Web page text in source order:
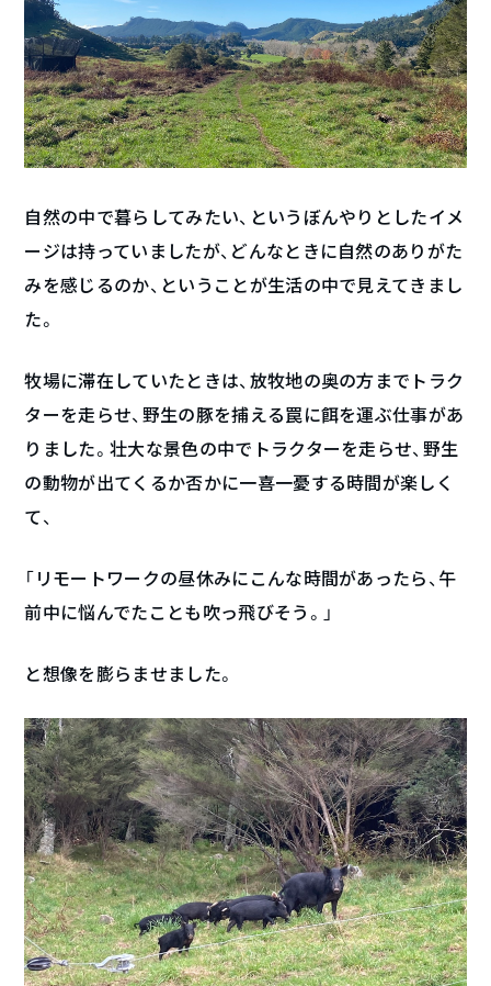
自然の中で暮らしてみたい、というぼんやりとしたイメ
ージは持っていましたが、どんなときに自然のありがた
みを感じるのか、ということが生活の中で見えてきまし
た。
牧場に滞在していたときは、放牧地の奥の方までトラク
ターを走らせ、野生の豚を捕える罠に餌を運ぶ仕事があ
りました。壮大な景色の中でトラクターを走らせ、野生
の動物が出てくるか否かに一喜一憂する時間が楽しく
て、
「リモートワークの昼休みにこんな時間があったら、午
前中に悩んでたことも吹っ飛びそう。」
と想像を膨らませました。